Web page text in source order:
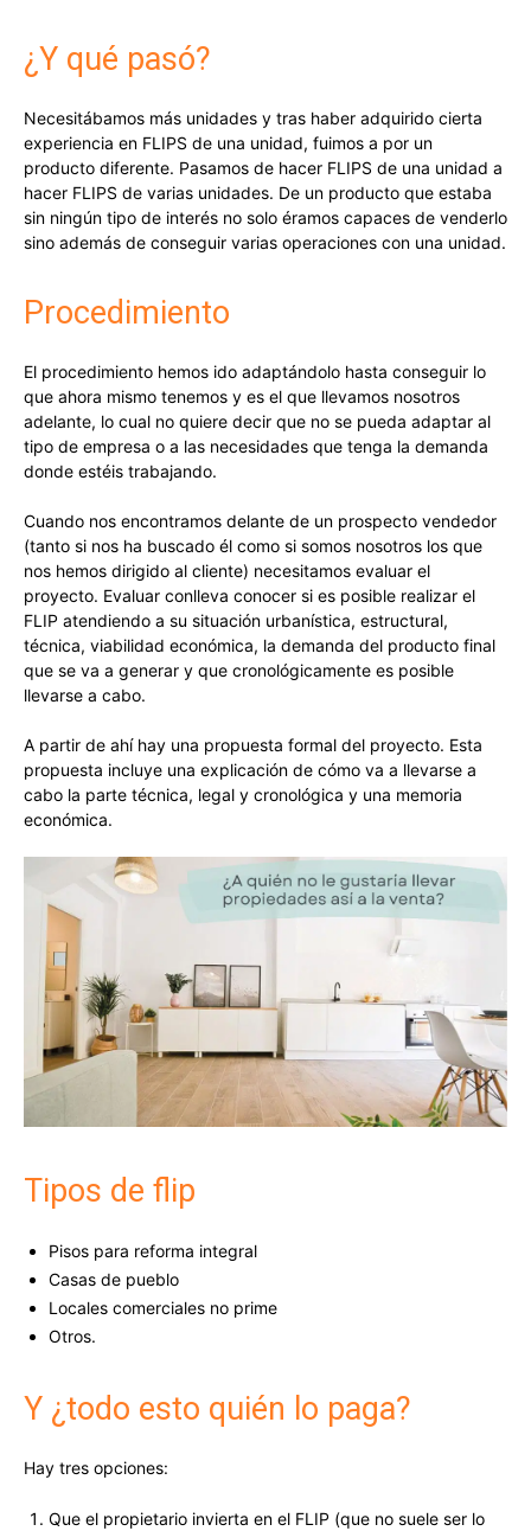
¿Y qué pasó?
Necesitábamos más unidades y tras haber adquirido cierta
experiencia en FLIPS de una unidad, fuimos a por un
producto diferente. Pasamos de hacer FLIPS de una unidad a
hacer FLIPS de varias unidades. De un producto que estaba
sin ningún tipo de interés no solo éramos capaces de venderlo
sino además de conseguir varias operaciones con una unidad.
Procedimiento
El procedimiento hemos ido adaptándolo hasta conseguir lo
que ahora mismo tenemos y es el que llevamos nosotros
adelante, lo cual no quiere decir que no se pueda adaptar al
tipo de empresa o a las necesidades que tenga la demanda
donde estéis trabajando.
Cuando nos encontramos delante de un prospecto vendedor
(tanto si nos ha buscado él como si somos nosotros los que
nos hemos dirigido al cliente) necesitamos evaluar el
proyecto. Evaluar conlleva conocer si es posible realizar el
FLIP atendiendo a su situación urbanística, estructural,
técnica, viabilidad económica, la demanda del producto final
que se va a generar y que cronológicamente es posible
llevarse a cabo.
A partir de ahí hay una propuesta formal del proyecto. Esta
propuesta incluye una explicación de cómo va a llevarse a
cabo la parte técnica, legal y cronológica y una memoria
económica.
Tipos de flip
Pisos para reforma integral
Casas de pueblo
Locales comerciales no prime
Otros.
Y ¿todo esto quién lo paga?
Hay tres opciones:
Que el propietario invierta en el FLIP (que no suele ser lo